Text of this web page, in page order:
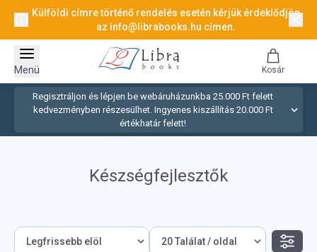
Külföldi címre történő rendelés esetén kérjük érdeklődjön
az info@librabooks.hu címen.
Regisztráljon és lépjen be webáruházunkba 25.000 Ft felett
kedvezményben részesülhet. Ingyenes kiszállítás 20.000 Ft
értékhatár felett!
Menü Kosár
Készségfejlesztők